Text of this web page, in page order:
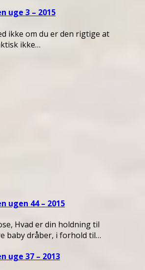
uge 3 – 2015
ikke om du er den rigtige at
ikke…
ugen 44 – 2015
Hvad er din holdning til
baby dråber, i forhold til…
uge 37 – 2013